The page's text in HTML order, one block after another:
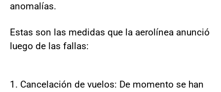
anomalías.
Estas son las medidas que la aerolínea anunció
luego de las fallas:
1. Cancelación de vuelos: De momento se han